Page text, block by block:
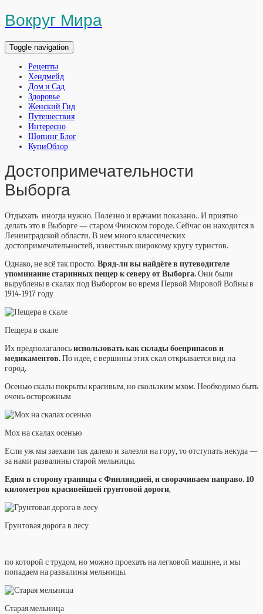
Вокруг Мира
Toggle navigation
Рецепты
Хендмейд
Дом и Сад
Здоровье
Женский Гид
Путешествия
Интересно
Шопинг Блог
КупиОбзор
Достопримечательности
Выборга
Отдыхать иногда нужно. Полезно и врачами показано.. И приятно
делать это в Выборге — старом Финском городе. Сейчас он находится в
Ленинградской области. В нем много классических
достопримечательностей, известных широкому кругу туристов.
Однако, не всё так просто. Вряд-ли вы найдёте в путеводителе
упоминание старинных пещер к северу от Выборга.Они были
вырублены в скалах под Выборгом во время Первой Мировой Войны в
1914-1917 году
Пещера в скале
Их предполагалосьиспользовать как склады боеприпасов и
медикаментов.По идее, с вершины этих скал открывается вид на
город.
Осенью скалы покрыты красивым, но скользким мхом. Необходимо быть
очень осторожным
Мох на скалах осенью
Если уж мы заехали так далеко и залезли на гору, то отступать некуда —
за нами развалины старой мельницы.
Едим в сторону границы с Финляндией, и сворачиваем направо. 10
километров красивейшей грунтовой дороги,
Грунтовая дорога в лесу
по которой с трудом, но можно проехать на легковой машине, и мы
попадаем на развалины мельницы.
Старая мельница